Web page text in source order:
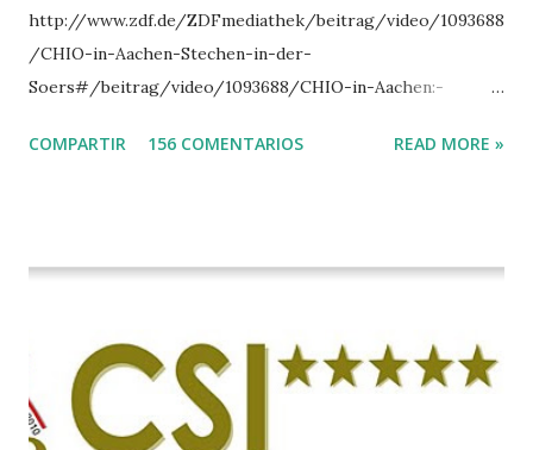
http://www.zdf.de/ZDFmediathek/beitrag/video/1093688
/CHIO-in-Aachen-Stechen-in-der-
Soers#/beitrag/video/1093688/CHIO-in-Aachen:-
COMPARTIR 156 COMENTARIOS READ MORE »